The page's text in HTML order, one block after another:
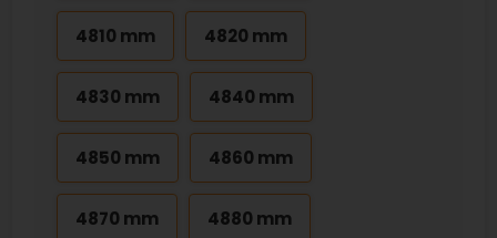
4810 mm 4820 mm
4830 mm 4840 mm
4850 mm 4860 mm
4870 mm 4880 mm